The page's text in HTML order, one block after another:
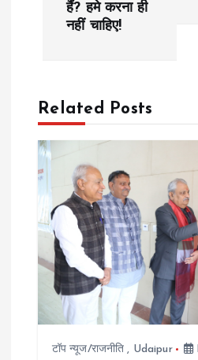
v
g
a
t
हैं? हमे करना ही
नहीं चाहिए!
Related Posts
टॉप न्यूज/राजनीति , Udaipur